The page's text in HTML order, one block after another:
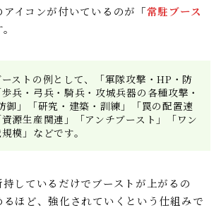
イコンが付いているのが 「常駐ブース
ストの例として、「軍隊攻撃・HP・防
兵・弓兵・騎兵・攻城兵器の各種攻撃・
御」「研究・建築・訓練」「罠の配置速
源生産関連」「アンチブースト」「ワン
模」などです。
しているだけでブーストが上がるの
ほど、強化されていくという仕組みで